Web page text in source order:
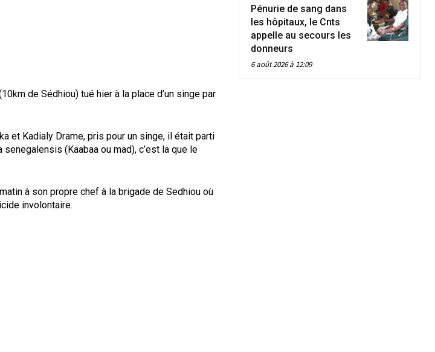
de Sédhiou) tué hier à la place d’un singe par
et Kadialy Drame, pris pour un singe, il était parti
(Kaabaa ou mad), c’est la que le
à son propre chef à la brigade de Sedhiou où
involontaire.
Pénurie de sang dans
les hôpitaux, le Cnts
appelle au secours les
donneurs
6 août 2026 à 12:09